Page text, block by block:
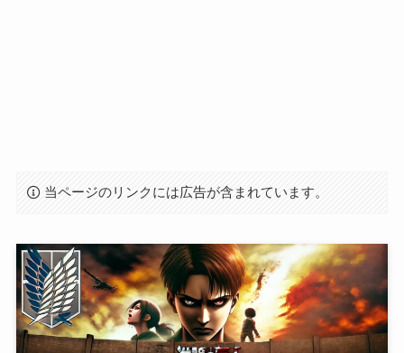
当ページのリンクには広告が含まれています。